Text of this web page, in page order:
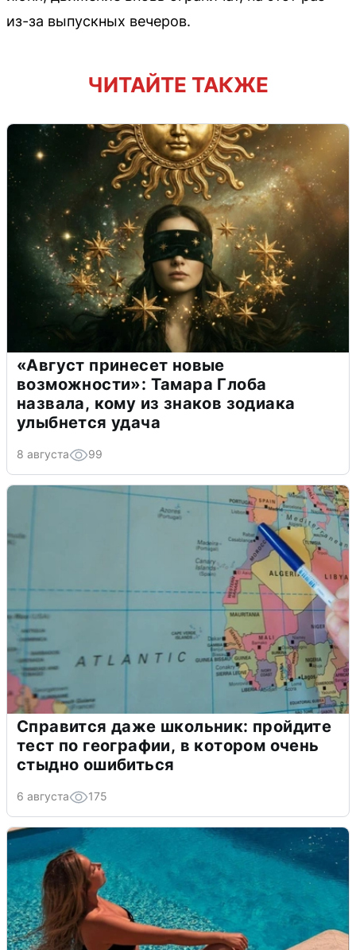
из-за выпускных вечеров.
ЧИТАЙТЕ ТАКЖЕ
«Август принесет новые
возможности»: Тамара Глоба
назвала, кому из знаков зодиака
улыбнется удача
8 августа 99
Справится даже школьник: пройдите
тест по географии, в котором очень
стыдно ошибиться
6 августа 175